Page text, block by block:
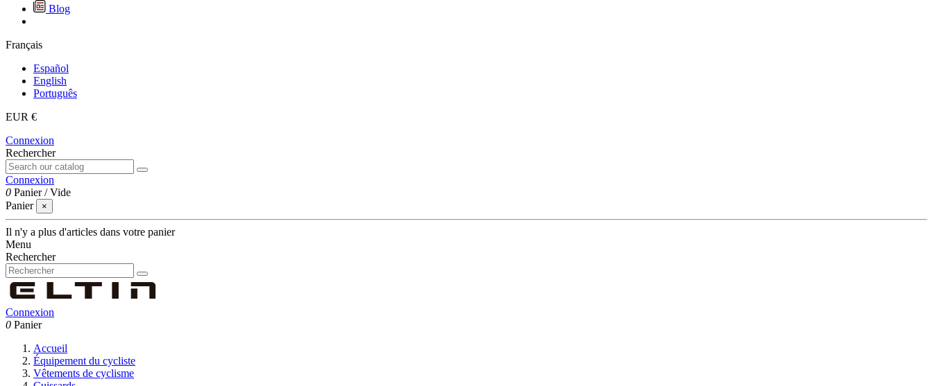
Blog
Français
Español
English
Português
EUR €
Connexion
Rechercher
Connexion
0 Panier /Vide
Panier
×
Il n'y a plus d'articles dans votre panier
Menu
Rechercher
Connexion
0 Panier
Accueil
Équipement du cycliste
Vêtements de cyclisme